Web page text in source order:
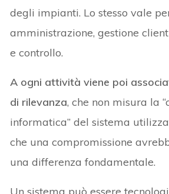
degli impianti. Lo stesso vale
amministrazione, gestione
e controllo.
A ogni attività viene poi
di rilevanza, che non misura la
informatica” del sistema
che una compromissione
una differenza fondamentale.
Un sistema può essere